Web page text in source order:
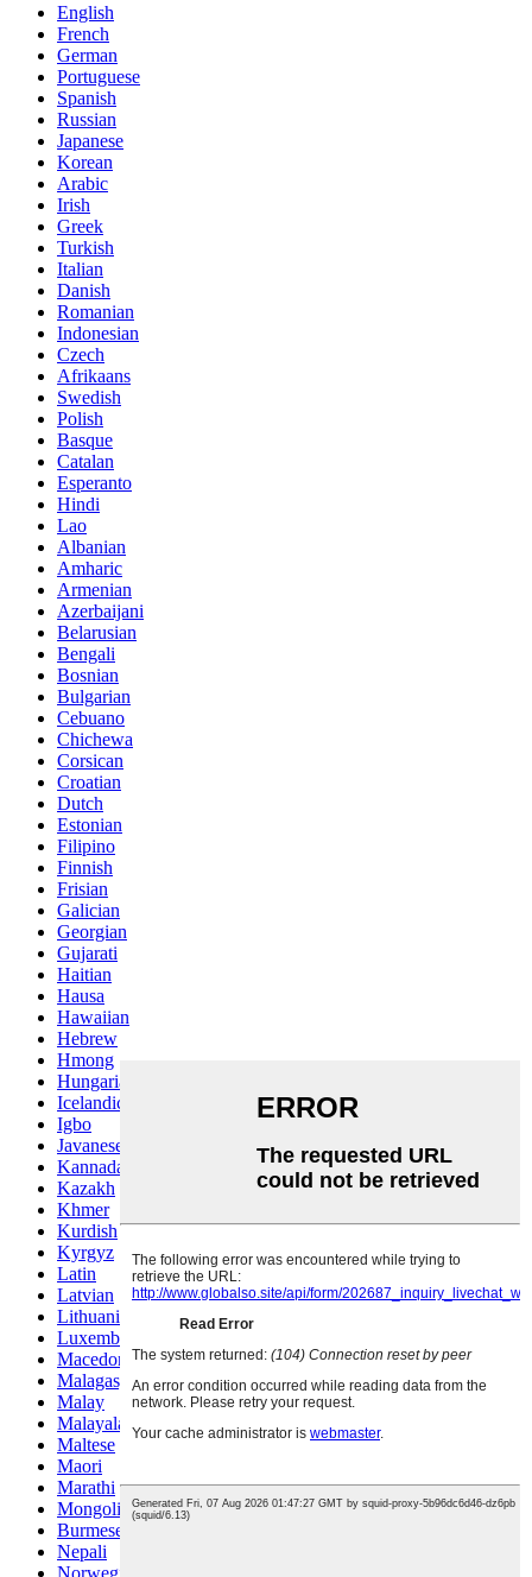
English
French
German
Portuguese
Spanish
Russian
Japanese
Korean
Arabic
Irish
Greek
Turkish
Italian
Danish
Romanian
Indonesian
Czech
Afrikaans
Swedish
Polish
Basque
Catalan
Esperanto
Hindi
Lao
Albanian
Amharic
Armenian
Azerbaijani
Belarusian
Bengali
Bosnian
Bulgarian
Cebuano
Chichewa
Corsican
Croatian
Dutch
Estonian
Filipino
Finnish
Frisian
Galician
Georgian
Gujarati
Haitian
Hausa
Hawaiian
Hebrew
Hmong
Hungarian
Icelandic
Igbo
Javanese
Kannada
Kazakh
Khmer
Kurdish
Kyrgyz
Latin
Latvian
Lithuanian
Luxembou..
Macedonian
Malagasy
Malay
Malayalam
Maltese
Maori
Marathi
Mongolian
Burmese
Nepali
Norwegian